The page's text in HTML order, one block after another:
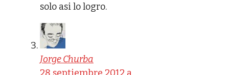
solo asi lo logro.
Jorge Churba
28 septiembre 2012 a